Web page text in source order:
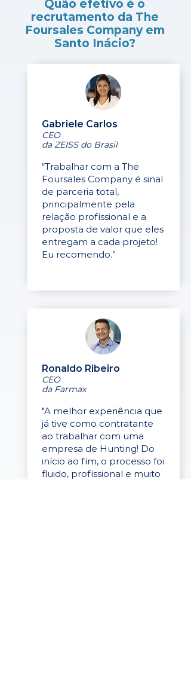
Quão efetivo é o
recrutamento da The
Foursales Company em
Santo Inácio?
Gabriele Carlos
CEO
da ZEISS do Brasil
“Trabalhar com a The
Foursales Company é sinal
de parceria total,
principalmente pela
relação profissional e a
proposta de valor que eles
entregam a cada projeto!
Eu recomendo.”
Ronaldo Ribeiro
CEO
da Farmax
"A melhor experiência que
já tive como contratante
ao trabalhar com uma
empresa de Hunting! Do
início ao fim, o processo foi
fluido, profissional e muito